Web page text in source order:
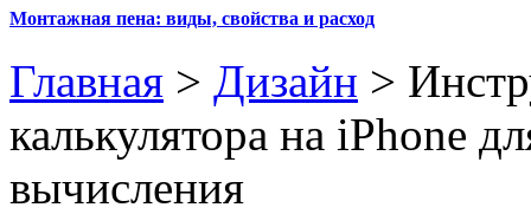
Монтажная пена: виды, свойства и расход
Главная > Дизайн >
калькулятора на iPhone
вычисления